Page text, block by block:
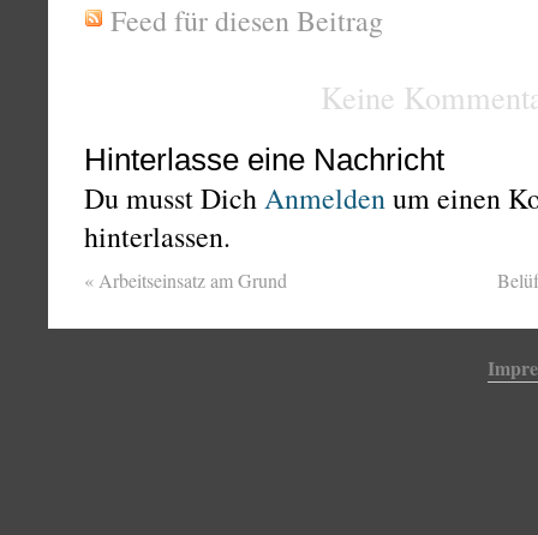
Feed für diesen Beitrag
Keine
Hinterlasse eine Nachricht
Du musst DichAnmeldenum einen
hinterlassen.
« Arbeitseinsatz am Grund